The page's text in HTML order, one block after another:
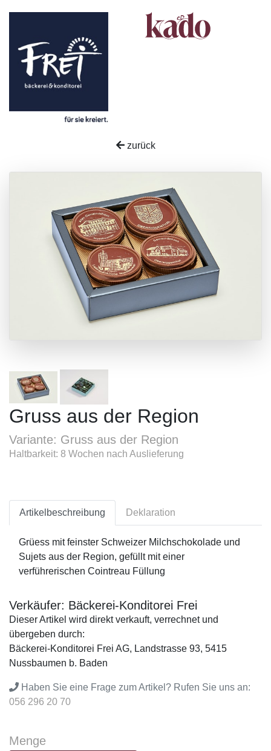
zurück
Gruss aus der Region
Variante: Gruss aus der Region
Haltbarkeit: 8 Wochen nach Auslieferung
Artikelbeschreibung Deklaration
Grüess mit feinster Schweizer Milchschokolade und
Sujets aus der Region, gefüllt mit einer
verführerischen Cointreau Füllung
Verkäufer: Bäckerei-Konditorei Frei
Dieser Artikel wird direkt verkauft, verrechnet und
übergeben durch:
Bäckerei-Konditorei Frei AG, Landstrasse 93, 5415
Nussbaumen b. Baden
Haben Sie eine Frage zum Artikel? Rufen Sie uns an:
056 296 20 70
Menge